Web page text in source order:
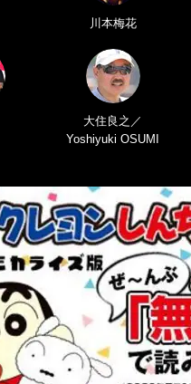
川本梅花
大住良之／
Yoshiyuki OSUMI